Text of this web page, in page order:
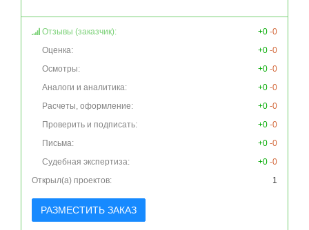
Отзывы (заказчик): +0 -0
Оценка:
+0 -0
Осмотры:
+0 -0
Аналоги и аналитика:
+0 -0
Расчеты, оформление:
+0 -0
Проверить и подписать:
+0 -0
Письма:
+0 -0
Судебная экспертиза:
+0 -0
Открыл(а) проектов:
1
РАЗМЕСТИТЬ ЗАКАЗ